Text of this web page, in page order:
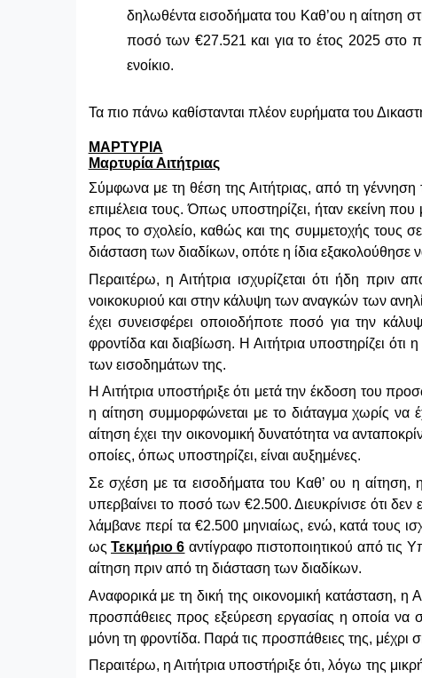
δηλωθέντα εισοδήματα του Καθ’ου η αίτηση
ποσό των €27.521 και για το έτος 2025 στο
ενοίκιο.
Τα πιο πάνω καθίστανται πλέον ευρήματα του
ΜΑΡΤΥΡΙΑ
Μαρτυρία Αιτήτριας
Σύμφωνα με τη θέση της Αιτήτριας, από τη γέννηση
επιμέλεια τους. Όπως υποστηρίζει, ήταν εκείνη
προς το σχολείο, καθώς και της συμμετοχής τους
διάσταση των διαδίκων, οπότε η ίδια εξακολούθησε
Περαιτέρω, η Αιτήτρια ισχυρίζεται ότι ήδη
νοικοκυριού και στην κάλυψη των αναγκών των
έχει συνεισφέρει οποιοδήποτε ποσό για την
φροντίδα και διαβίωση. Η Αιτήτρια υποστηρίζει
των εισοδημάτων της.
Η Αιτήτρια υποστήριξε ότι μετά την έκδοση του
η αίτηση συμμορφώνεται με το διάταγμα χωρίς να
αίτηση έχει την οικονομική δυνατότητα να
οποίες, όπως υποστηρίζει, είναι αυξημένες.
Σε σχέση με τα εισοδήματα του Καθ’ ου η αίτηση, η
υπερβαίνει το ποσό των €2.500. Διευκρίνισε ότι
λάμβανε περί τα €2.500 μηνιαίως, ενώ, κατά τους
ωςΤεκμήριο 6 αντίγραφο πιστοποιητικού από τις
αίτηση πριν από τη διάσταση των διαδίκων.
Αναφορικά με τη δική της οικονομική κατάσταση, η
προσπάθειες προς εξεύρεση εργασίας η οποία να
μόνη τη φροντίδα. Παρά τις προσπάθειες της, μέχρι
Περαιτέρω, η Αιτήτρια υποστήριξε ότι, λόγω της